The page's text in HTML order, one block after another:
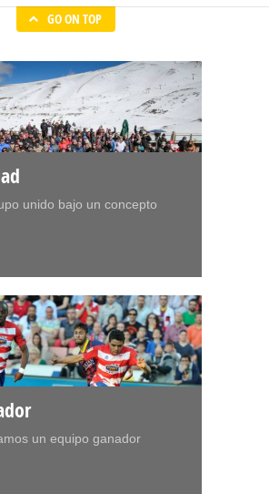
GO ON TOP
unido bajo un concepto
un equipo ganador